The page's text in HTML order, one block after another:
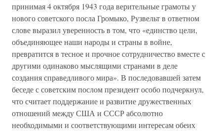
принимая 4 октября 1943 года верительные грамоты у
нового советского посла Громыко, Рузвельт в ответном
слове выразил уверенность в том, что «единство цели,
объединяющее наши народы и страны в войне,
превратится в тесное и прочное сотрудничество вместе с
другими одинаково мыслящими странами в деле
создания справедливого мира». В последовавшей затем
беседе с советским послом президент особо подчеркнул,
что считает поддержание и развитие дружественных
отношений между США и СССР абсолютно
необходимыми и соответствующими интересам обеих